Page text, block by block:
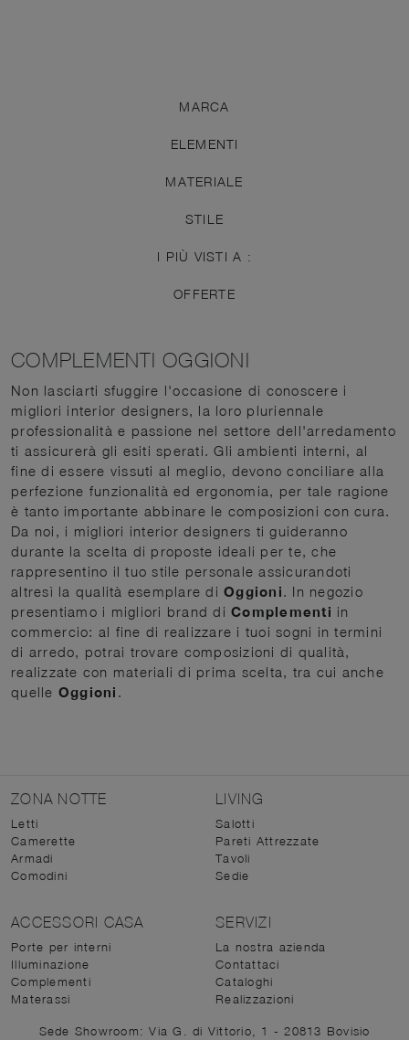
MARCA
ELEMENTI
MATERIALE
STILE
I PIÙ VISTI A :
OFFERTE
COMPLEMENTI OGGIONI
Non lasciarti sfuggire l'occasione di conoscere i
migliori interior designers, la loro pluriennale
professionalità e passione nel settore dell'arredamento
ti assicurerà gli esiti sperati. Gli ambienti interni, al
fine di essere vissuti al meglio, devono conciliare alla
perfezione funzionalità ed ergonomia, per tale ragione
è tanto importante abbinare le composizioni con cura.
Da noi, i migliori interior designers ti guideranno
durante la scelta di proposte ideali per te, che
rappresentino il tuo stile personale assicurandoti
altresì la qualità esemplare di Oggioni. In negozio
presentiamo i migliori brand di Complementi in
commercio: al fine di realizzare i tuoi sogni in termini
di arredo, potrai trovare composizioni di qualità,
realizzate con materiali di prima scelta, tra cui anche
quelle Oggioni .
ZONA NOTTE
Letti
Camerette
Armadi
Comodini
LIVING
Salotti
Pareti Attrezzate
Tavoli
Sedie
ACCESSORI CASA
Porte per interni
Illuminazione
Complementi
Materassi
SERVIZI
La nostra azienda
Contattaci
Cataloghi
Realizzazioni
Sede Showroom: Via G. di Vittorio, 1 - 20813 Bovisio